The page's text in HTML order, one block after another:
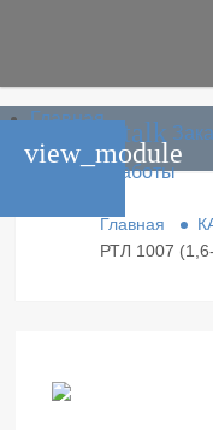
phone_in_talk
Главная
Каталог
Условия работы
Главная
РТЛ 1007
view_module